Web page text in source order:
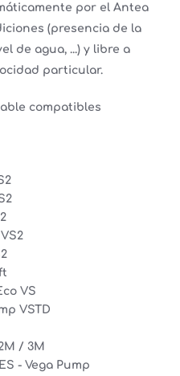
por el Antea
(presencia de la
de agua, ...) y libre a
particular.
compatibles
VS
VSTD
/ 3M
- Vega Pump